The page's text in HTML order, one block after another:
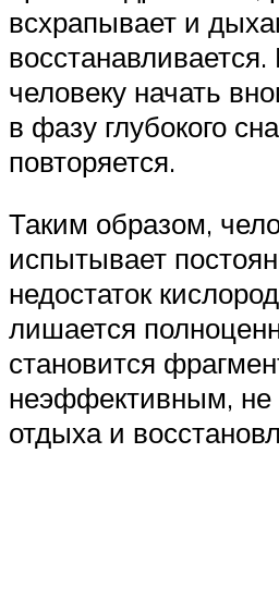
всхрапывает и
человеку начать
в фазу глубокого
повторяется.
Таким образом,
испытывает
недостаток
лишается
становится
неэффективным, не
отдыха и